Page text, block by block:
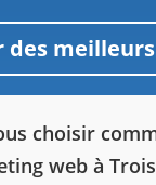
choisir
web à